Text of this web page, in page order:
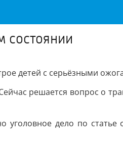
состоянии
детей с серьёзными
решается вопрос о
дело по статье